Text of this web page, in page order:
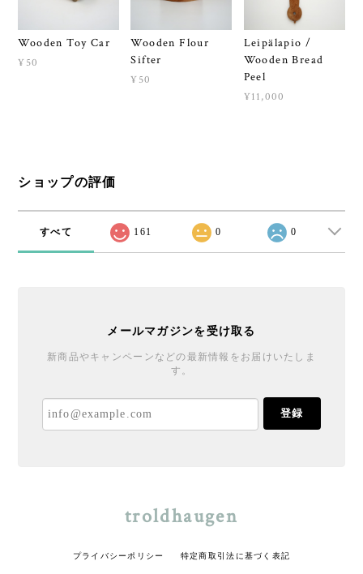
Wooden Toy Car
¥50
Wooden Flour
Sifter
¥50
Leipälapio /
Wooden Bread
Peel
¥11,000
ショップの評価
すべて 161 0 0
メールマガジンを受け取る
新商品やキャンペーンなどの最新情報をお届けいたしま
す。
登録
troldhaugen
プライバシーポリシー 特定商取引法に基づく表記